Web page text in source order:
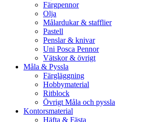
Färgpennor
Olja
Målardukar & stafflier
Pastell
Penslar & knivar
Uni Posca Pennor
Vätskor & övrigt
Måla & Pyssla
Färgläggning
Hobbymaterial
Ritblock
Övrigt Måla och pyssla
Kontorsmaterial
Häfta & Fästa